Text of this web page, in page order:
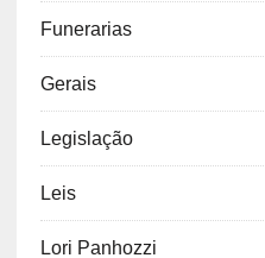
Funerarias
Gerais
Legislação
Leis
Lori Panhozzi